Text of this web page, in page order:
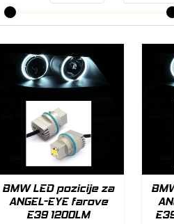
BMW LED pozicije za
ANGEL-EYE farove
E39 1200LM